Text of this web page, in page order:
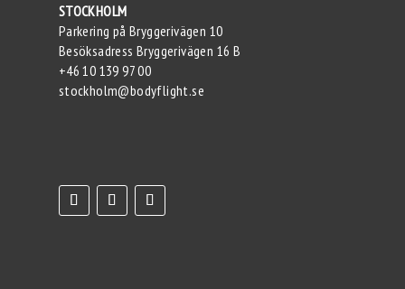
STOCKHOLM
Parkering på Bryggerivägen 10
Besöksadress Bryggerivägen 16 B
+46 10 139 97 00
stockholm@bodyflight.se